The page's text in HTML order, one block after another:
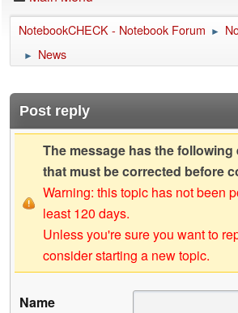
Forum
Impressum
NotebookCHECK - Notebook Forum ►
► News
Post reply
The message has the
that must be corrected before
Warning: this topic has not been
least 120 days.
Unless you're sure you want to
consider starting a new topic.
Name